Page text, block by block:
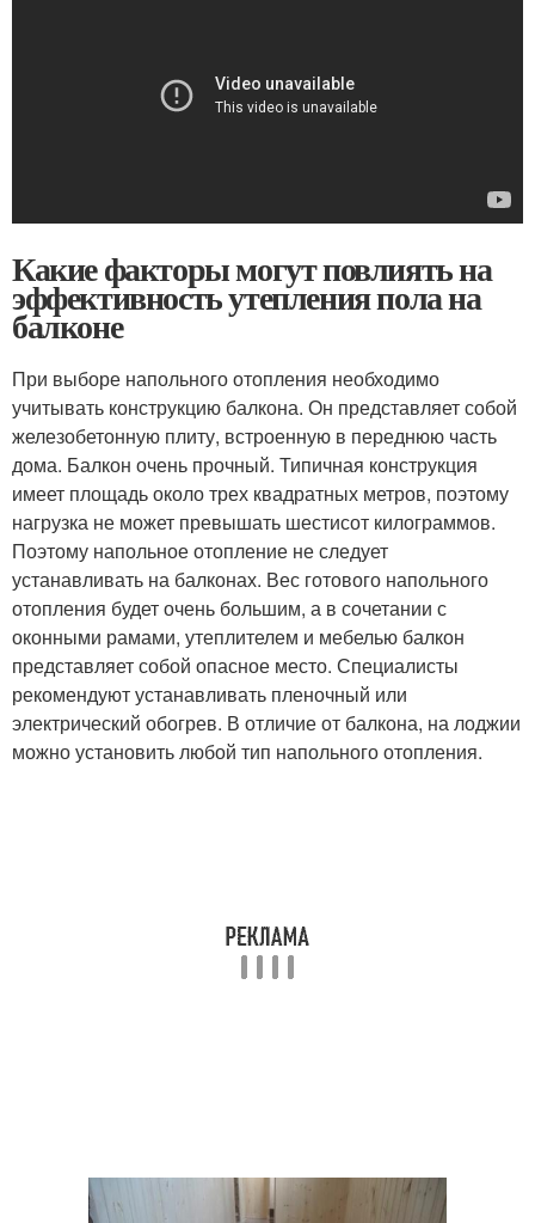
Какие факторы могут повлиять на
эффективность утепления пола на
балконе
При выборе напольного отопления необходимо
учитывать конструкцию балкона. Он представляет собой
железобетонную плиту, встроенную в переднюю часть
дома. Балкон очень прочный. Типичная конструкция
имеет площадь около трех квадратных метров, поэтому
нагрузка не может превышать шестисот килограммов.
Поэтому напольное отопление не следует
устанавливать на балконах. Вес готового напольного
отопления будет очень большим, а в сочетании с
оконными рамами, утеплителем и мебелью балкон
представляет собой опасное место. Специалисты
рекомендуют устанавливать пленочный или
электрический обогрев. В отличие от балкона, на лоджии
можно установить любой тип напольного отопления.